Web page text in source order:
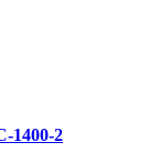
1400-2